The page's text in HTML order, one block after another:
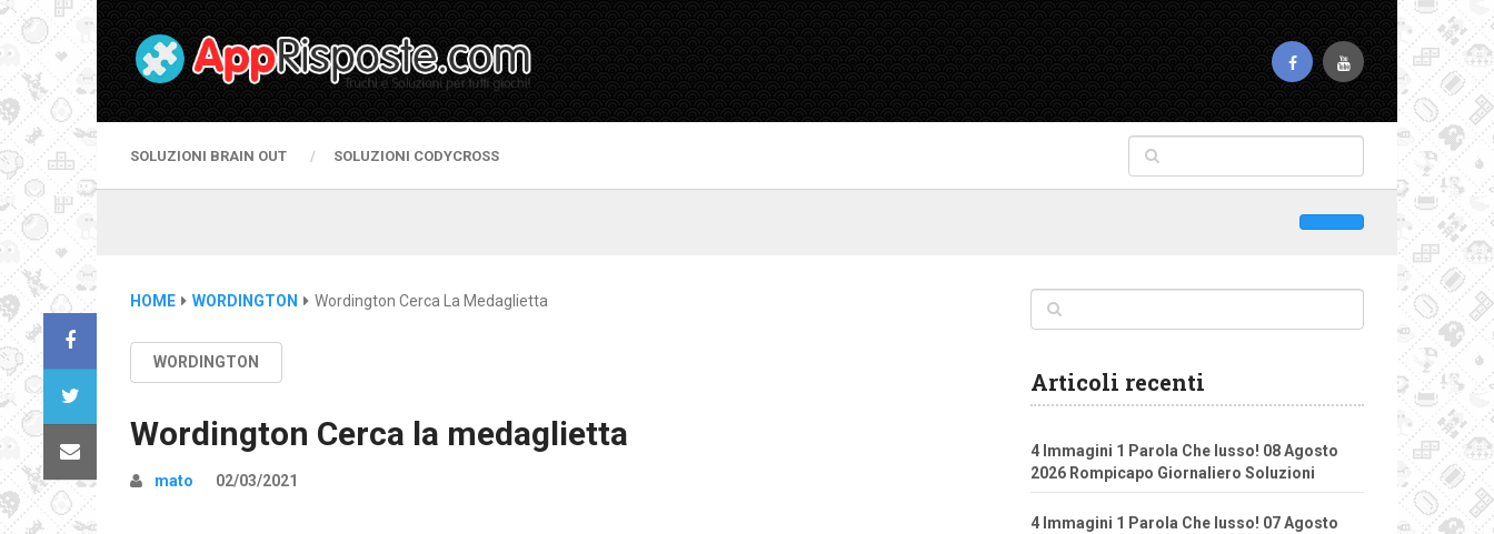
SOLUZIONI BRAIN OUT SOLUZIONI CODYCROSS
HOME WORDINGTON Wordington Cerca La Medaglietta
WORDINGTON
Wordington Cerca la medaglietta
mato 02/03/2021
Articoli recenti
4 Immagini 1 Parola Che lusso! 08 Agosto
2026 Rompicapo Giornaliero Soluzioni
4 Immagini 1 Parola Che lusso! 07 Agosto